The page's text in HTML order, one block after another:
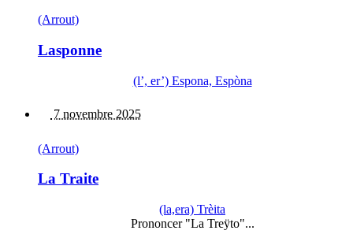
(Arrout)
Lasponne
(l’, er’) Espona, Espòna
7 novembre 2025
(Arrout)
La Traite
(la,era) Trèita
Prononcer "La Treÿto"...